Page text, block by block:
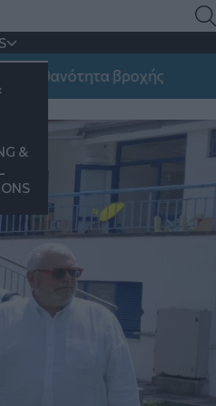
&
βροχής
του